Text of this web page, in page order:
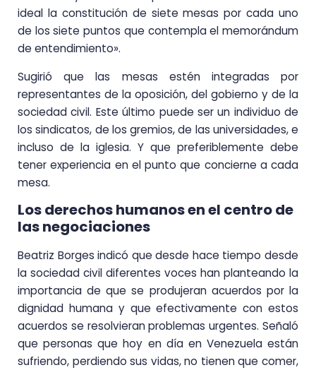
ideal la constitución de siete mesas por cada uno
de los siete puntos que contempla el memorándum
de entendimiento».
Sugirió que las mesas estén integradas por
representantes de la oposición, del gobierno y de la
sociedad civil. Este último puede ser un individuo de
los sindicatos, de los gremios, de las universidades, e
incluso de la iglesia. Y que preferiblemente debe
tener experiencia en el punto que concierne a cada
mesa.
Los derechos humanos en el centro de
las negociaciones
Beatriz Borges indicó que desde hace tiempo desde
la sociedad civil diferentes voces han planteando la
importancia de que se produjeran acuerdos por la
dignidad humana y que efectivamente con estos
acuerdos se resolvieran problemas urgentes. Señaló
que personas que hoy en día en Venezuela están
sufriendo, perdiendo sus vidas, no tienen que comer,